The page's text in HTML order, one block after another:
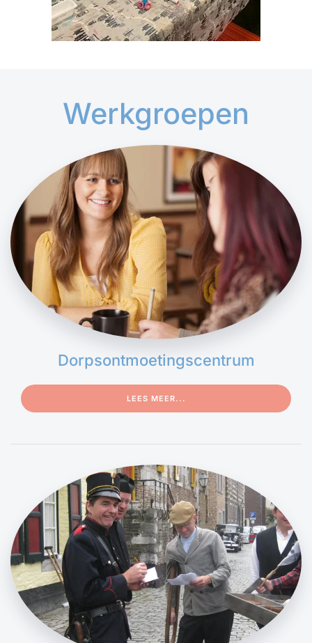
Werkgroepen
Dorps­ontmoetings­centrum
LEES MEER...